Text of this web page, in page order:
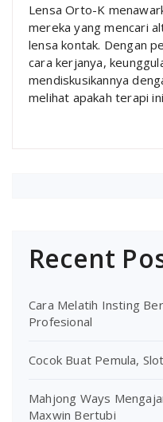
Lensa Orto-K
mereka yang mencari
lensa kontak. Dengan
cara kerjanya,
mendiskusikannya
melihat apakah terapi
Recent
Cara Melatih Insting
Profesional
Cocok Buat Pemula,
Mahjong Ways
Maxwin Bertubi